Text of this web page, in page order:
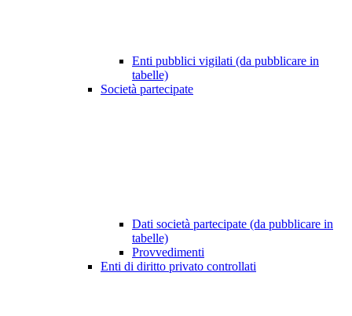
Enti pubblici vigilati (da pubblicare in
tabelle)
Società partecipate
Dati società partecipate (da pubblicare in
tabelle)
Provvedimenti
Enti di diritto privato controllati